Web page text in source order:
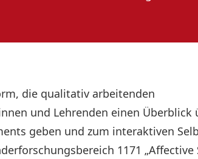
die qualitativ arbeitenden
und Lehrenden einen Überblick
geben und zum interaktiven
1171 „Affective